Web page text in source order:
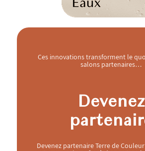
Ces innovations transforment le
salons partenaires…
Devenez
Devenez partenaire Terre de